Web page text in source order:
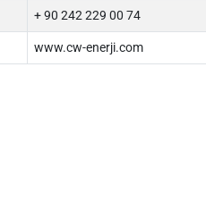
+ 90 242 229 00 74
www.cw-enerji.com